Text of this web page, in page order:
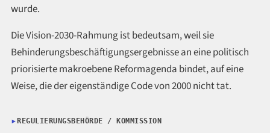
wurde.
Die Vision-2030-Rahmung ist bedeutsam, weil sie
Behinderungsbeschäftigungsergebnisse an eine politisch
priorisierte makroebene Reformagenda bindet, auf eine
Weise, die der eigenständige Code von 2000 nicht tat.
REGULIERUNGSBEHÖRDE / KOMMISSION